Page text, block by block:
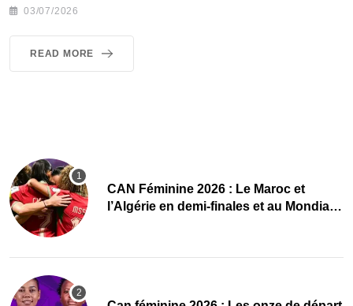
03/07/2026
READ MORE
CAN Féminine 2026 : Le Maroc et
l’Algérie en demi-finales et au Mondial